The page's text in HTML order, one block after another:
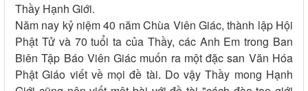
Thầy Hạnh Giới.
Năm nay kỷ niệm 40 năm Chùa Viên Giác, thành lập Hội
Phật Tử và 70 tuổi ta của Thầy, các Anh Em trong Ban
Biên Tập Báo Viên Giác muốn ra một đặc san Văn Hóa
Phật Giáo viết về mọi đề tài. Do vậy Thầy mong Hạnh